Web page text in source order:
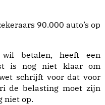
90.000 auto’s op
betalen, heeft een
is nog niet klaar om
schrijft voor dat voor
de belasting moet zijn
niet op.